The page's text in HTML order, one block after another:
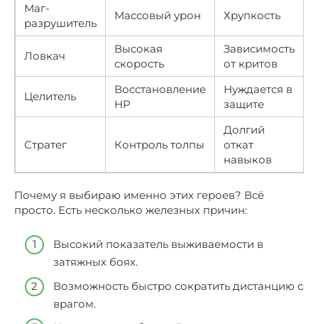
Маг-
разрушитель
Массовый урон Хрупкость
Ловкач
Высокая
скорость
Зависимость
от критов
Целитель
Восстановление
HP
Нуждается в
защите
Стратег Контроль толпы
Долгий
откат
навыков
Почему я выбираю именно этих героев? Всё
просто. Есть несколько железных причин:
Высокий показатель выживаемости в
затяжных боях.
Возможность быстро сократить дистанцию с
врагом.